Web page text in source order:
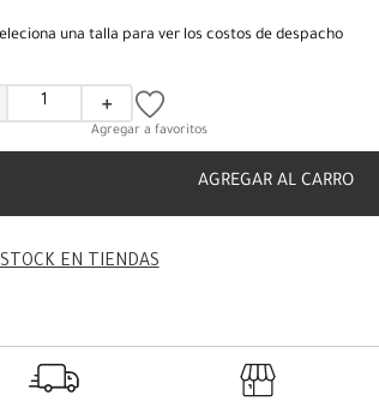
una talla para ver los costos de despacho
＋
AGREGAR AL CARRO
EN TIENDAS